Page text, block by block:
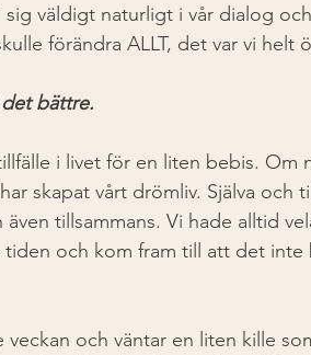
väldigt naturligt i vår dialog
förändra ALLT, det var vi helt
bättre.
i livet för en liten bebis. Om
skapat vårt drömliv. Själva och
tillsammans. Vi hade alltid
och kom fram till att det inte
veckan och väntar en liten kille